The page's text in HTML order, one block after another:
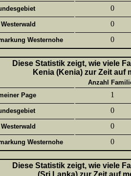
0
0
Westernohe 0
Diese Statistik zeigt, wie viele
Kenia (Kenia) zur Zeit auf
Anzahl
Page
1
0
0
Westernohe 0
Diese Statistik zeigt, wie viele
(Sri Lanka) zur Zeit auf